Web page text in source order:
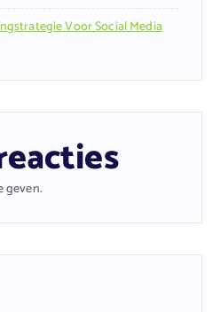
Voor Social Media
geven.